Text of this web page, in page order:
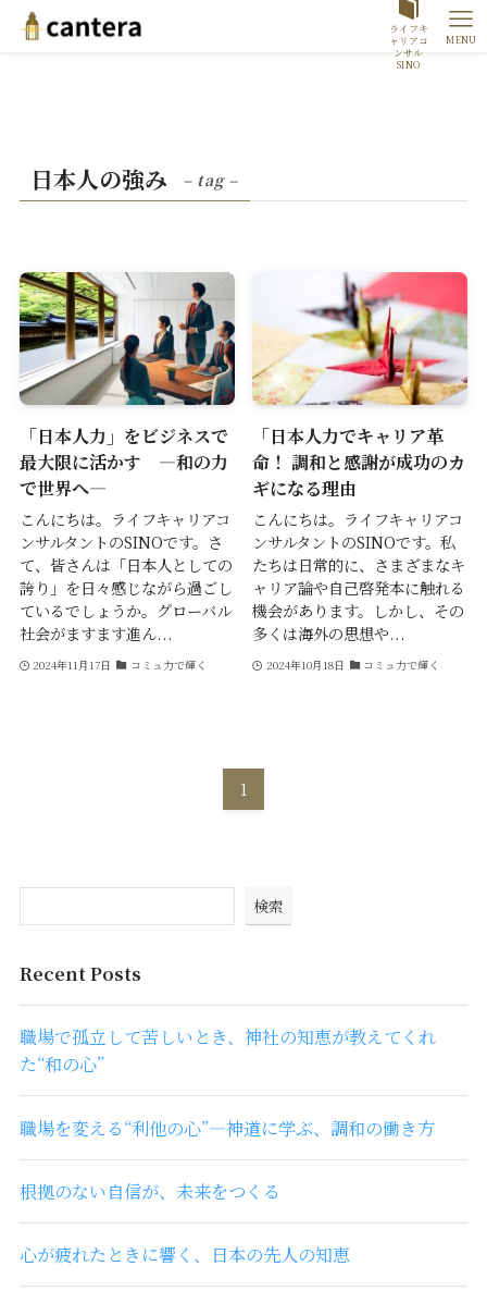
ライフキ
ャリアコ
ンサル
SINO
MENU
日本人の強み – tag –
「日本人力」をビジネスで
最大限に活かす ―和の力
で世界へ―
こんにちは。ライフキャリアコ
ンサルタントのSINOです。さ
て、皆さんは「日本人としての
誇り」を日々感じながら過ごし
ているでしょうか。グローバル
社会がますます進ん...
2024年11月17日 コミュ力で輝く
「日本人力でキャリア革
命！ 調和と感謝が成功のカ
ギになる理由
こんにちは。ライフキャリアコ
ンサルタントのSINOです。私
たちは日常的に、さまざまなキ
ャリア論や自己啓発本に触れる
機会があります。しかし、その
多くは海外の思想や...
2024年10月18日 コミュ力で輝く
1
検索
Recent Posts
職場で孤立して苦しいとき、神社の知恵が教えてくれ
た“和の心”
職場を変える“利他の心”―神道に学ぶ、調和の働き方
根拠のない自信が、未来をつくる
心が疲れたときに響く、日本の先人の知恵